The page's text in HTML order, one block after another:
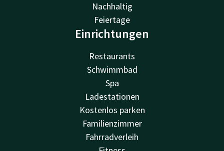
Nachhaltig
Feiertage
Einrichtungen
Restaurants
Schwimmbad
Spa
Ladestationen
Kostenlos parken
Familienzimmer
Fahrradverleih